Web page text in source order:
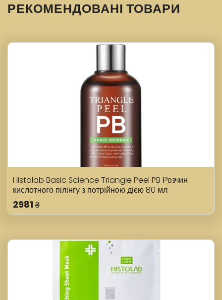
РЕКОМЕНДОВАНІ ТОВАРИ
Histolab Basic Science Triangle Peel PB Розчин
кислотного пілінгу з потрійною дією 80 мл
2981₴